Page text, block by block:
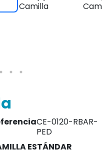
CE-0120-RBAR-
PED
ESTÁNDAR